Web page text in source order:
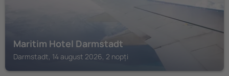
Maritim Hotel Darmstadt
Darmstadt, 14 august 2026, 2 nopți